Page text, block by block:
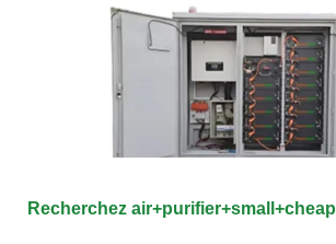
Recherchez air+purifier+small+cheap